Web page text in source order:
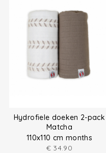
Hydrofiele doeken 2-pack
Matcha
110x110 cm months
€ 34.90